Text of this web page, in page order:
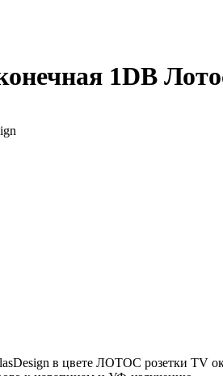
1DB
в цвете ЛОТОС розетки TV